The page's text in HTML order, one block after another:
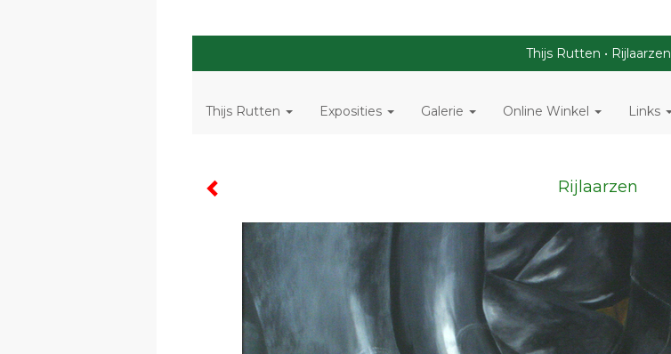
Thijs Rutten Rijlaarzen
Thijs Rutten Exposities Galerie Online Winkel Links
Rijlaarzen